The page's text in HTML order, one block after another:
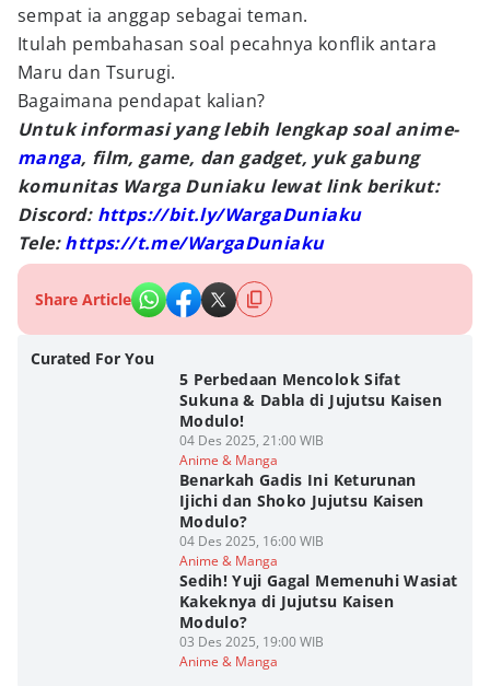
sempat ia anggap sebagai teman.
Itulah pembahasan soal pecahnya konflik antara
Maru dan Tsurugi.
Bagaimana pendapat kalian?
Untuk informasi yang lebih lengkap soal anime-
manga, film, game, dan gadget, yuk gabung
komunitas Warga Duniaku lewat link berikut:
Discord: https://bit.ly/WargaDuniaku
Tele:https://t.me/WargaDuniaku
Share Article
Curated For You
5 Perbedaan Mencolok Sifat
Sukuna & Dabla di Jujutsu Kaisen
Modulo!
04 Des 2025, 21:00 WIB
Anime & Manga
Benarkah Gadis Ini Keturunan
Ijichi dan Shoko Jujutsu Kaisen
Modulo?
04 Des 2025, 16:00 WIB
Anime & Manga
Sedih! Yuji Gagal Memenuhi Wasiat
Kakeknya di Jujutsu Kaisen
Modulo?
03 Des 2025, 19:00 WIB
Anime & Manga